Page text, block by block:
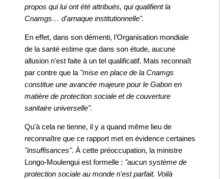
propos qui lui ont été attribués, qui qualifient la
Cnamgs… d'arnaque institutionnelle".
En effet, dans son démenti, l’Organisation mondiale
de la santé estime que dans son étude, aucune
allusion n'est faite à un tel qualificatif. Mais reconnaît
par contre que la "mise en place de la Cnamgs
constitue une avancée majeure pour le Gabon en
matière de protection sociale et de couverture
sanitaire universelle".
Qu'à cela ne tienne, il y a quand même lieu de
reconnaître que ce rapport met en évidence certaines
"insuffisances". À cette préoccupation, la ministre
Longo-Moulengui est formelle : "aucun système de
protection sociale au monde n'est parfait. Voilà